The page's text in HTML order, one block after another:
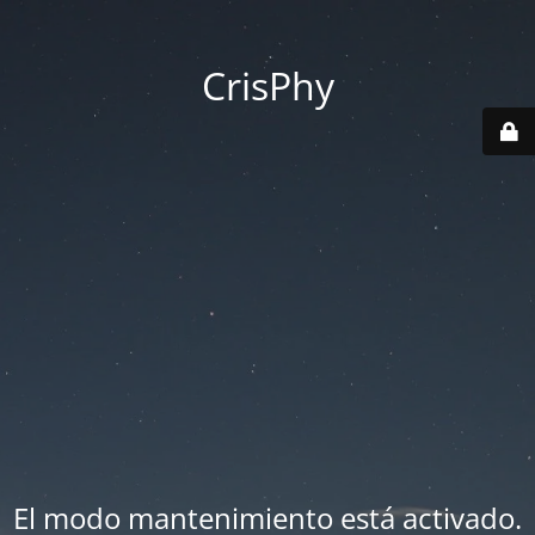
CrisPhy
El modo mantenimiento está activado.